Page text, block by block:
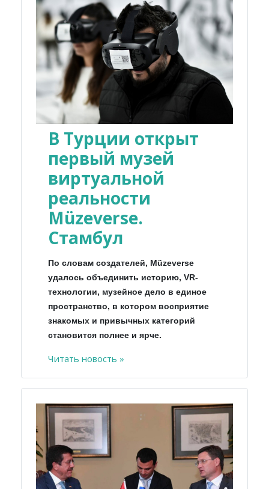
В Турции открыт
первый музей
виртуальной
реальности
Müzeverse.
Стамбул
По словам создателей, Müzeverse
удалось объединить историю, VR-
технологии, музейное дело в единое
пространство, в котором восприятие
знакомых и привычных категорий
становится полнее и ярче.
Читать новость »